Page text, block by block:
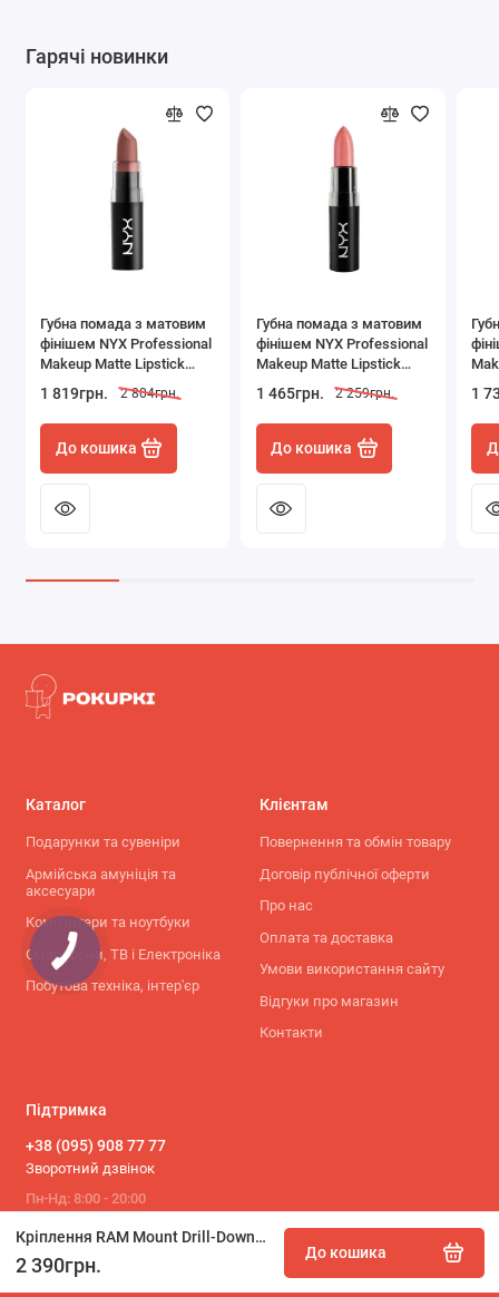
Кріплення RAM Mount Drill-Down із універсальним адаптером для екшн-камер (RAM-B-138-GOP1U) MADE IN USA
2 390грн.
До кошика
Гарячі новинки
Губна помада з матовим
фінішем NYX Professional
Makeup Matte Lipstick
MLS35 Honeymoon (4.5 г)
1 819грн. 2 804грн.
До кошика
Губна помада з матовим
фінішем NYX Professional
Makeup Matte Lipstick
MLS33 Spirit (4.5 г)
1 465грн. 2 259грн.
До кошика
1
Каталог
Подарунки та сувеніри
Армійська амуніція та
аксесуари
Комп'ютери та ноутбуки
Смартфони, ТВ і Електроніка
Побутова техніка, інтер'єр
Клієнтам
Повернення та обмін товару
Договір публічної оферти
Про нас
Оплата та доставка
Умови використання сайту
Відгуки про магазин
Контакти
Підтримка
+38 (095) 908 77 77
Зворотний дзвінок
Пн-Нд: 8:00 - 20:00